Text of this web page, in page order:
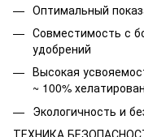
Оптимальный
Совместимость с
удобрений
Высокая
~ 100%
Экологичность и